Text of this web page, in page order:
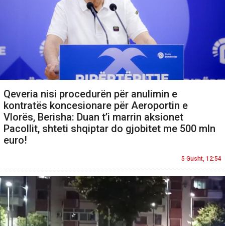
Qeveria nisi procedurën për anulimin e
kontratës koncesionare për Aeroportin e
Vlorës, Berisha: Duan t’i marrin aksionet
Pacollit, shteti shqiptar do gjobitet me 500 mln
euro!
5 Gusht, 12:54